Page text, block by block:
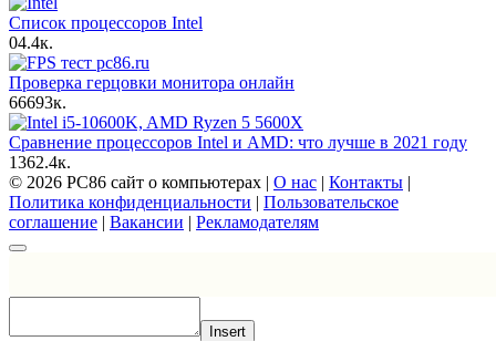
Список процессоров Intel
04.4к.
Проверка герцовки монитора онлайн
66693к.
Сравнение процессоров Intel и AMD: что лучше в 2021 году
1362.4к.
© 2026 PC86 сайт о компьютерах | О нас | Контакты |
Политика конфиденциальности | Пользовательское
соглашение | Вакансии | Рекламодателям
Insert